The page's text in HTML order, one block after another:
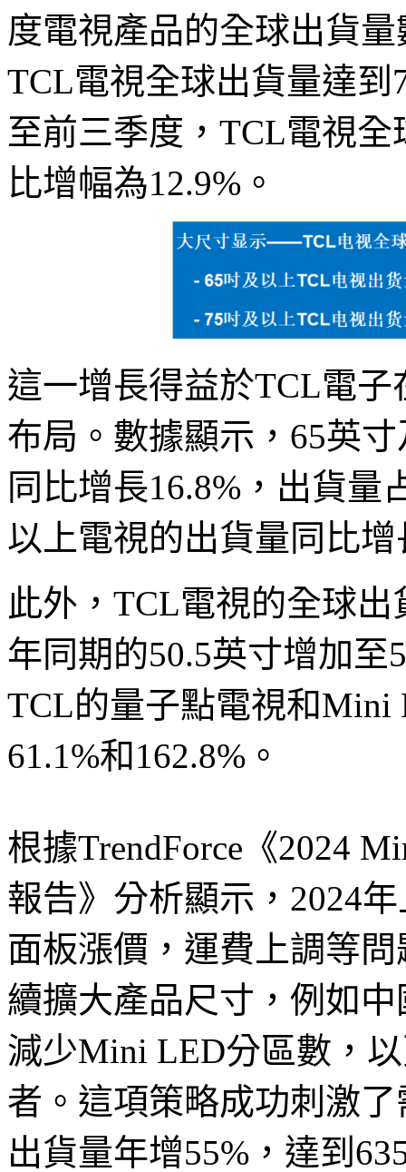
度電視產品的全球出貨
TCL電視全球出貨量達到
至前三季度，TCL電視
比增幅為12.9%。
這一增長得益於TCL電
布局。數據顯示，65英
同比增長16.8%，出貨量
以上電視的出貨量同比增
此外，TCL電視的全球
年同期的50.5英寸增加
TCL的量子點電視和Mini
61.1%和162.8%。
根據TrendForce《2024
報告》分析顯示，2024
面板漲價，運費上調等
續擴大產品尺寸，例如
減少Mini LED分區數，
者。這項策略成功刺激
出貨量年增55%，達到